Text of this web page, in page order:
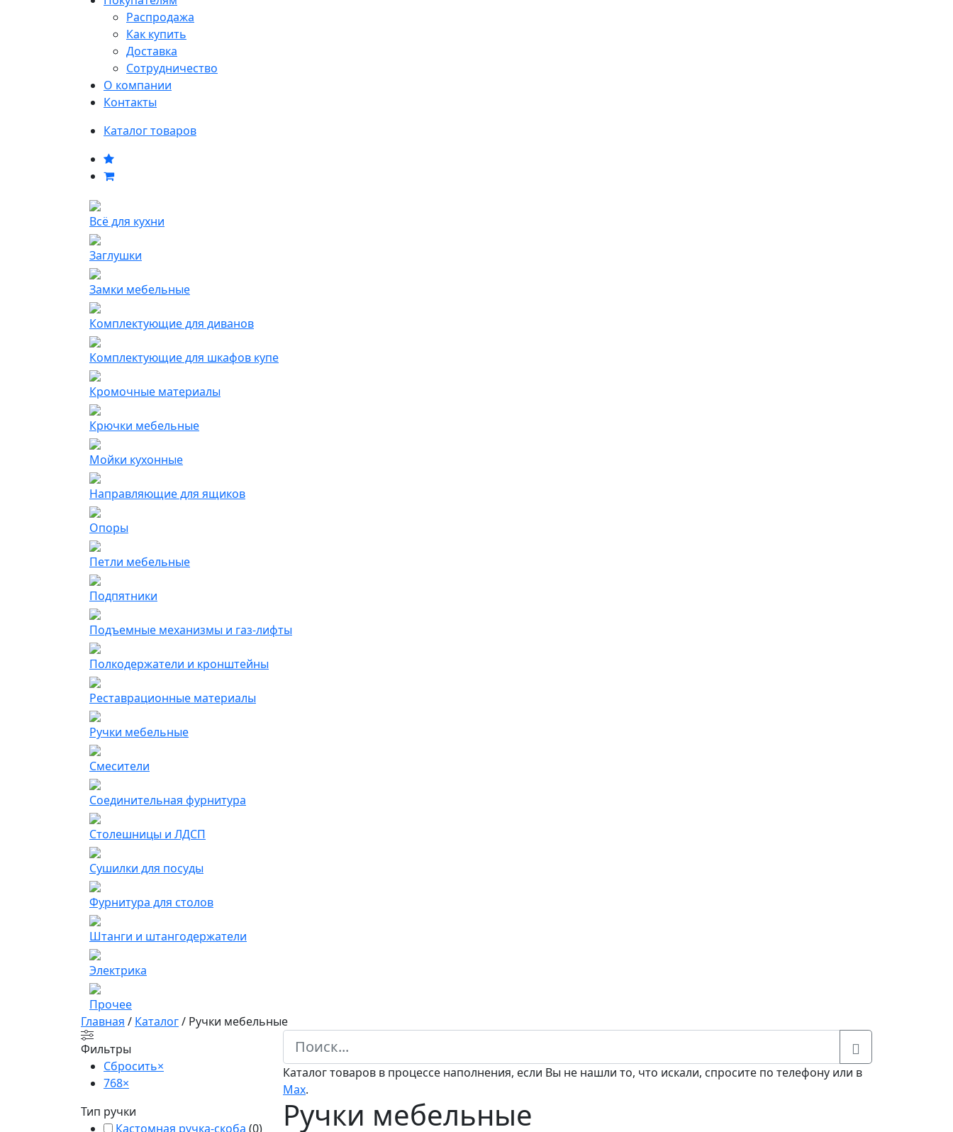
Распродажа
Как купить
Доставка
Сотрудничество
О компании
Контакты
Каталог товаров
Всё для кухни
Заглушки
Замки мебельные
Комплектующие для диванов
Комплектующие для шкафов купе
Кромочные материалы
Крючки мебельные
Мойки кухонные
Направляющие для ящиков
Опоры
Петли мебельные
Подпятники
Подъемные механизмы и газ-лифты
Полкодержатели и кронштейны
Реставрационные материалы
Ручки мебельные
Смесители
Соединительная фурнитура
Столешницы и ЛДСП
Сушилки для посуды
Фурнитура для столов
Штанги и штангодержатели
Электрика
Прочее
Главная / Каталог/ Ручки мебельные
Фильтры
Сбросить×
768×
Тип ручки
Кастомная ручка-скоба (0)
Каталог товаров в процессе наполнения, если Вы не нашли то, что искали, спросите по телефону или в
Мах.
Ручки мебельные